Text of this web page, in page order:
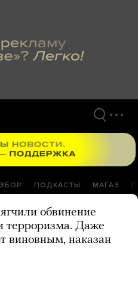
ПОДКАСТЫ МАГАЗ
обвинение
терроризма. Даже
виновным, наказан